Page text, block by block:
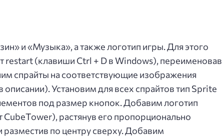
и «Музыка», а также логотип игры. Для этого
(клавиши Ctrl + D в Windows), переименовав
спрайты на соответствующие изображения
Установим для всех спрайтов тип Sprite
под размер кнопок. Добавим логотип
растянув его пропорционально
по центру сверху. Добавим